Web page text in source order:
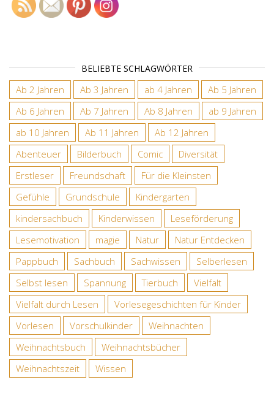
BELIEBTE SCHLAGWÖRTER
Ab 2 Jahren Ab 3 Jahren ab 4 Jahren
Ab 5 Jahren
Ab 6 Jahren
Ab 7 Jahren Ab 8 Jahren
ab 9 Jahren
ab 10 Jahren
Ab 11 Jahren
Ab 12 Jahren
Abenteuer
Bilderbuch Comic
Diversität
Erstleser
Freundschaft
Für die Kleinsten
Gefühle
Grundschule
Kindergarten
kindersachbuch
Kinderwissen
Leseförderung
Lesemotivation
magie Natur
Natur Entdecken
Pappbuch
Sachbuch Sachwissen
Selberlesen
Selbst lesen
Spannung Tierbuch
Vielfalt
Vielfalt durch Lesen
Vorlesegeschichten für Kinder
Vorlesen
Vorschulkinder
Weihnachten
Weihnachtsbuch
Weihnachtsbücher
Weihnachtszeit
Wissen